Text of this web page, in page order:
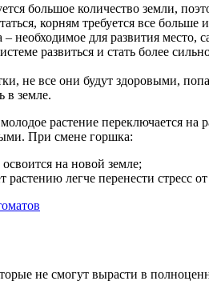
большое количество земли,
корням требуется все
– необходимое для развития
развиться и стать более
не все они будут здоровыми,
в земле.
растение переключается на
При смене горшка:
на новой земле;
легче перенести стресс
не смогут вырасти в